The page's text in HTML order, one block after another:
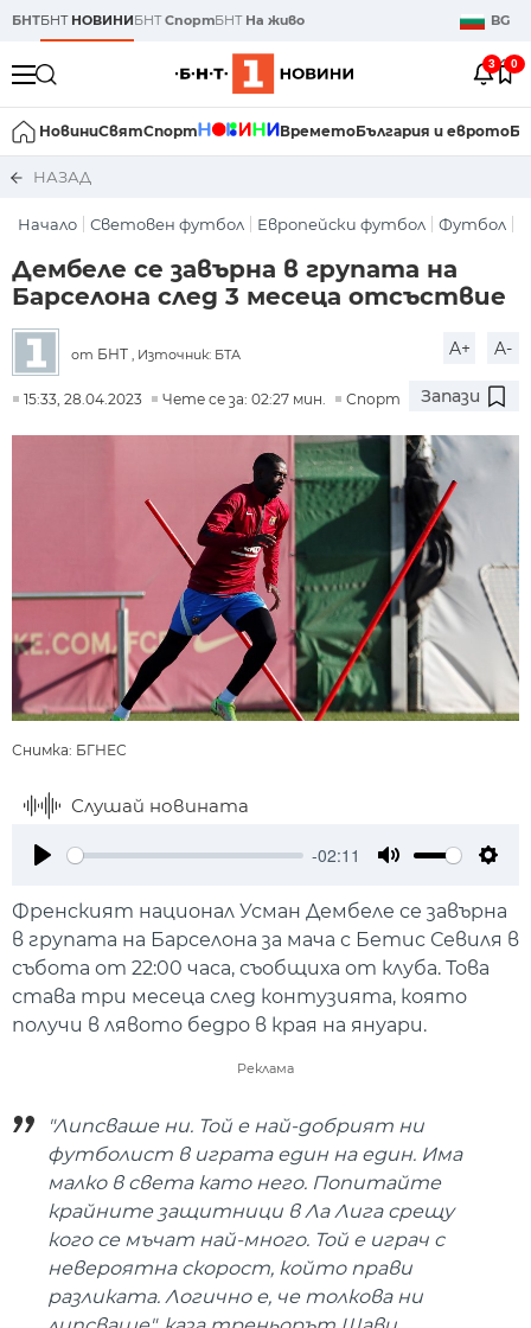
БНТБНТ НОВИНИБНТСпортБНТ На живо BG
3 0
НовиниСвятСпорт ВреметоБългария и еврото
НАЗАД
Начало Световен футбол Европейски футбол Футбол
Дембеле се завърна в групата на
Барселона след 3 месеца отсъствие
от БНТ , Източник: БТА A+ A-
15:33, 28.04.2023 Чете се за: 02:27 мин. Спорт Запази
Снимка: БГНЕС
Слушай новината
-02:11
Френският национал Усман Дембеле се завърна
в групата на Барселона за мача с Бетис Севиля в
събота от 22:00 часа, съобщиха от клуба. Това
става три месеца след контузията, която
получи в лявото бедро в края на януари.
Реклама
"Липсваше ни. Той е най-добрият ни
футболист в играта един на един. Има
малко в света като него. Попитайте
крайните защитници в Ла Лига срещу
кого се мъчат най-много. Той е играч с
невероятна скорост, който прави
разликата. Логично е, че толкова ни